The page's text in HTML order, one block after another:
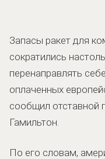
Запасы ракет для
сократились
перенаправлять
оплаченных
сообщил отставной
Гамильтон.
По его словам,